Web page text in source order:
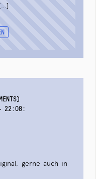
22:08:
gerne auch in